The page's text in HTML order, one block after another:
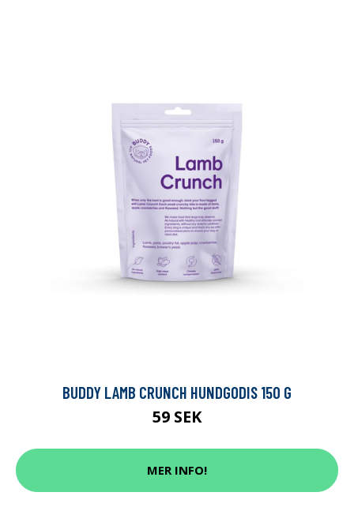
BUDDY LAMB CRUNCH HUNDGODIS 150 G
59 SEK
MER INFO!